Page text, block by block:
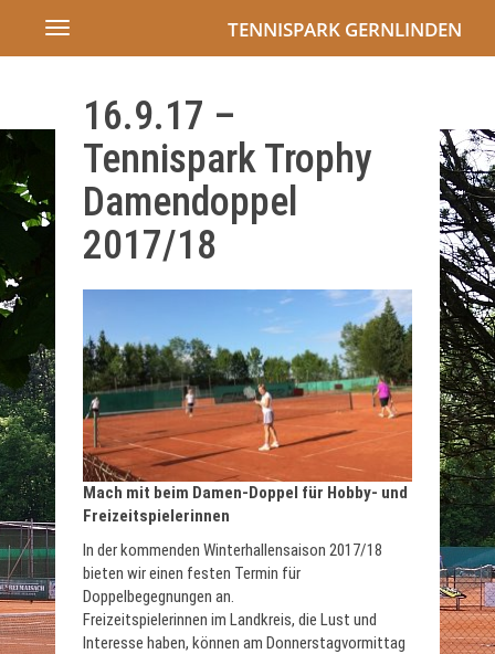
TENNISPARK GERNLINDEN
Toggle
navigation
16.9.17 –
Tennispark Trophy
Damendoppel
2017/18
Mach mit beim Damen-Doppel für Hobby- und
Freizeitspielerinnen
In der kommenden Winterhallensaison 2017/18
bieten wir einen festen Termin für
Doppelbegegnungen an.
Freizeitspielerinnen im Landkreis, die Lust und
Interesse haben, können am Donnerstagvormittag